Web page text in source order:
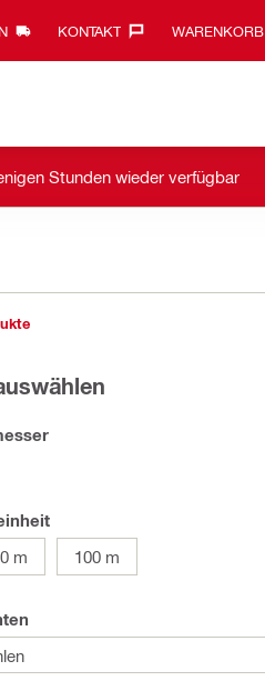
KONTAKT‎ WARENKORB
Stunden wieder verfügbar
m 100 m